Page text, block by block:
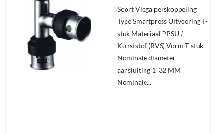
Details
winkelmand
Soort Viega perskoppeling
Type Smartpress Uitvoering T-
stuk Materiaal PPSU /
Kunststof (RVS) Vorm T-stuk
Nominale diameter
aansluiting 1 32 MM
Nominale...